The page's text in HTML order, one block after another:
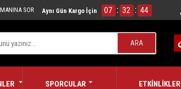
Aynı Gün Kargo İçin 07 : 32 : 44
SOR
ARA
SPORCULAR ETKİNLİKLER